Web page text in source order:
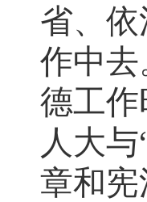
省、
作中
德工
人大
章和